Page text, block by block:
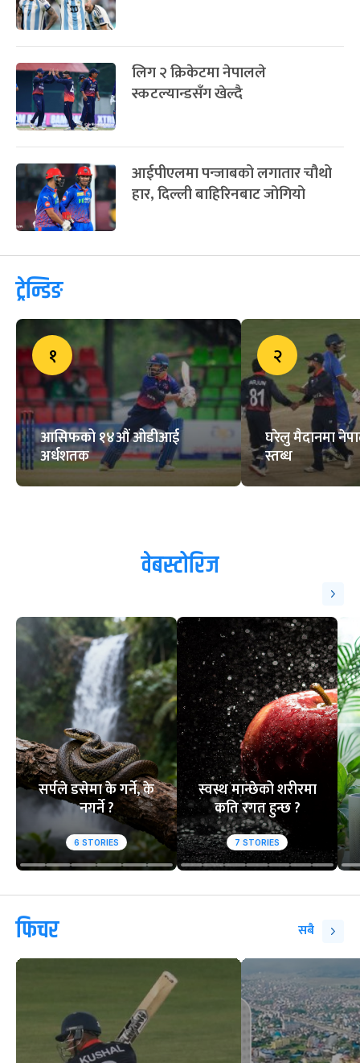
लिग २ क्रिकेटमा नेपालले
स्कटल्यान्डसँग खेल्दै
आईपीएलमा पन्जाबको लगातार चौथो
हार, दिल्ली बाहिरिनबाट जोगियो
ट्रेन्डिङ
१
आसिफको १४औं ओडीआई
अर्धशतक
२
घरेलु मैदानमा
स्तब्ध
वेबस्टोरिज
सर्पले डसेमा के गर्ने, के
नगर्ने ?
6 STORIES
स्वस्थ मान्छेको शरीरमा
कति रगत हुन्छ ?
7 STORIES
फिचर सबै